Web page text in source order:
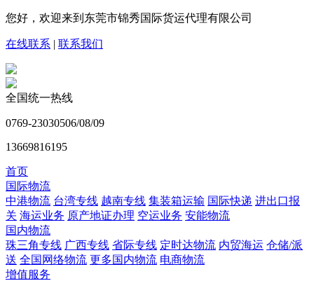
您好，欢迎来到东莞市锦秀国际货运代理有限公司
在线联系 | 联系我们
全国统一热线
0769-23030506/08/09
13669816195
首页
国际物流
中港物流 台湾专线 越南专线 集装箱运输 国际快递 进出口报
关 海运业务 原产地证办理 空运业务 安能物流
国内物流
珠三角专线 广西专线 省际专线 定时达物流 内贸海运 仓储/派
送 全国网络物流 更多国内物流 电商物流
增值服务